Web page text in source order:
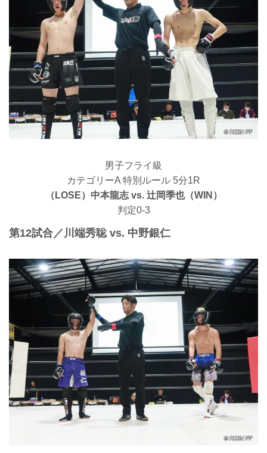
男子フライ級
カテゴリーA 特別ルール 5分1R
（LOSE）中本龍志 vs. 辻岡季也（WIN）
判定0-3
第12試合／川端秀聡 vs. 中野銀仁